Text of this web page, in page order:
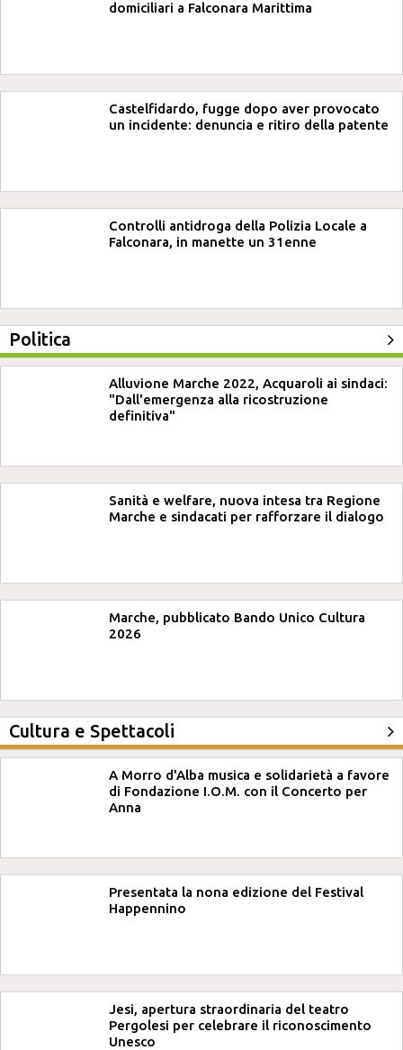
domiciliari a Falconara Marittima
Castelfidardo, fugge dopo aver provocato
un incidente: denuncia e ritiro della patente
Controlli antidroga della Polizia Locale a
Falconara, in manette un 31enne
Politica
Alluvione Marche 2022, Acquaroli ai sindaci:
"Dall'emergenza alla ricostruzione
definitiva"
Sanità e welfare, nuova intesa tra Regione
Marche e sindacati per rafforzare il dialogo
Marche, pubblicato Bando Unico Cultura
2026
Cultura e Spettacoli
A Morro d'Alba musica e solidarietà a favore
di Fondazione I.O.M. con il Concerto per
Anna
Presentata la nona edizione del Festival
Happennino
Jesi, apertura straordinaria del teatro
Pergolesi per celebrare il riconoscimento
Unesco